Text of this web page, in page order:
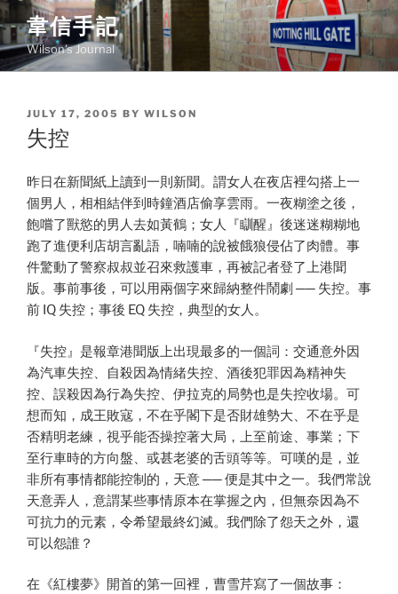
Skip
to
content
韋信手記
Wilson's Journal
POSTED
ON
JULY 17, 2005 BY WILSON
失控
昨日在新聞紙上讀到一則新聞。謂女人在夜店裡勾搭上一
個男人，相相結伴到時鐘酒店偷享雲雨。一夜糊塗之後，
飽嚐了獸慾的男人去如黃鶴；女人『瞓醒』後迷迷糊糊地
跑了進便利店胡言亂語，喃喃的說被餓狼侵佔了肉體。事
件驚動了警察叔叔並召來救護車，再被記者登了上港聞
版。事前事後，可以用兩個字來歸納整件鬧劇 ── 失控。事
前 IQ 失控；事後 EQ 失控，典型的女人。
『失控』是報章港聞版上出現最多的一個詞：交通意外因
為汽車失控、自殺因為情緒失控、酒後犯罪因為精神失
控、誤殺因為行為失控、伊拉克的局勢也是失控收場。可
想而知，成王敗寇，不在乎閣下是否財雄勢大、不在乎是
否精明老練，視乎能否操控著大局，上至前途、事業；下
至行車時的方向盤、或甚老婆的舌頭等等。可嘆的是，並
非所有事情都能控制的，天意 ── 便是其中之一。我們常說
天意弄人，意謂某些事情原本在掌握之內，但無奈因為不
可抗力的元素，令希望最終幻滅。我們除了怨天之外，還
可以怨誰？
在《紅樓夢》開首的第一回裡，曹雪芹寫了一個故事：